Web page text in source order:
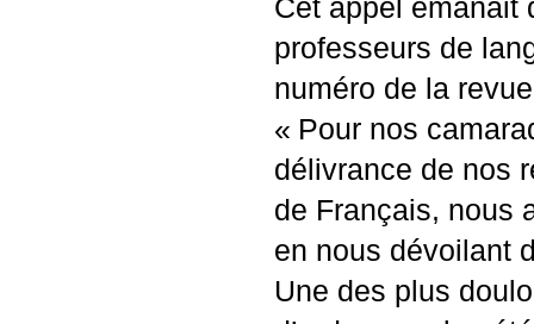
Cet appel émanait
professeurs de
numéro de la
« Pour nos
délivrance de nos
de Français, nous
en nous dévoilant
Une des plus